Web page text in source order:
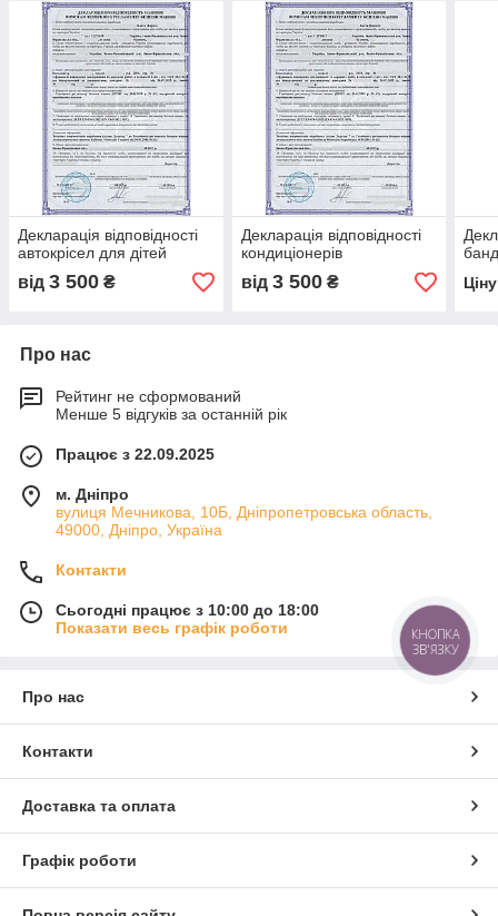
Декларація відповідності
автокрісел для дітей
від 3 500 ₴
Декларація відповідності
кондиціонерів
від 3 500₴
Про нас
Рейтинг не сформований
Менше 5 відгуків за останній рік
Працює з 22.09.2025
м. Дніпро
вулиця Мечникова, 10Б, Дніпропетровська область,
49000, Дніпро, Україна
Контакти
Сьогодні працює з 10:00 до 18:00
Показати весь графік роботи
Про нас
Контакти
Доставка та оплата
Графік роботи
КНОПКА
ЗВ'ЯЗКУ